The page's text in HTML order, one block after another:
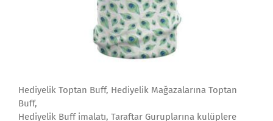
Hediyelik Toptan Buff, Hediyelik Mağazalarına Toptan
Buff,
Hediyelik Buff imalatı, Taraftar Guruplarına kulüplere